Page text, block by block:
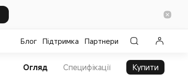
Блог Підтримка Партнери
Огляд Специфікації Купити